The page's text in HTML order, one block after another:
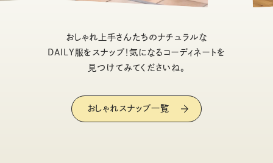
おしゃれ上手さんたちのナチュラルな
DAILY服をスナップ！気になるコーディネートを
見つけてみてくださいね。
おしゃれスナップ一覧